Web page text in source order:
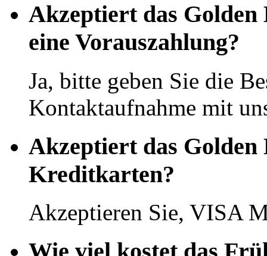
Akzeptiert das
eine Vorauszahlung?
Ja, bitte geben Sie die
Kontaktaufnahme mit
Akzeptiert das
Kreditkarten?
Akzeptieren Sie, VISA